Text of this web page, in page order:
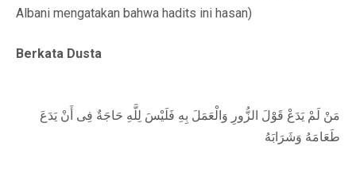
Albani mengatakan bahwa hadits ini hasan)
Berkata Dusta
مَنْ لَمْ يَدَعْ قَوْلَ الزُّورِ وَالْعَمَلَ بِهِ فَلَيْسَ لِلَّهِ حَاجَةٌ فِى أَنْ يَدَعَ
طَعَامَهُ وَشَرَابَهُ